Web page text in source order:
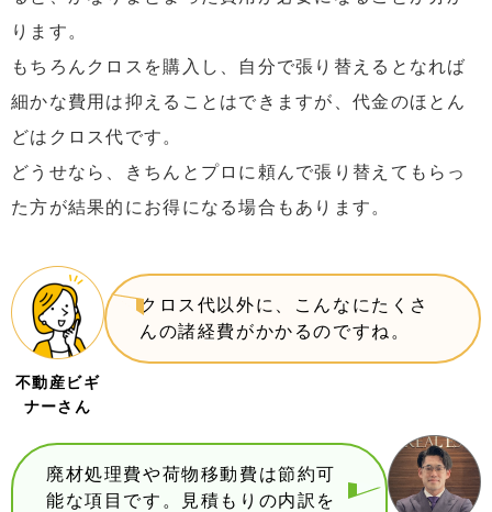
ります。
もちろんクロスを購入し、自分で張り替えるとなれば
細かな費用は抑えることはできますが、代金のほとん
どはクロス代です。
どうせなら、きちんとプロに頼んで張り替えてもらっ
た方が結果的にお得になる場合もあります。
不動産ビギ
ナーさん
クロス代以外に、こんなにたくさ
んの諸経費がかかるのですね。
廃材処理費や荷物移動費は節約可
能な項目です。見積もりの内訳を